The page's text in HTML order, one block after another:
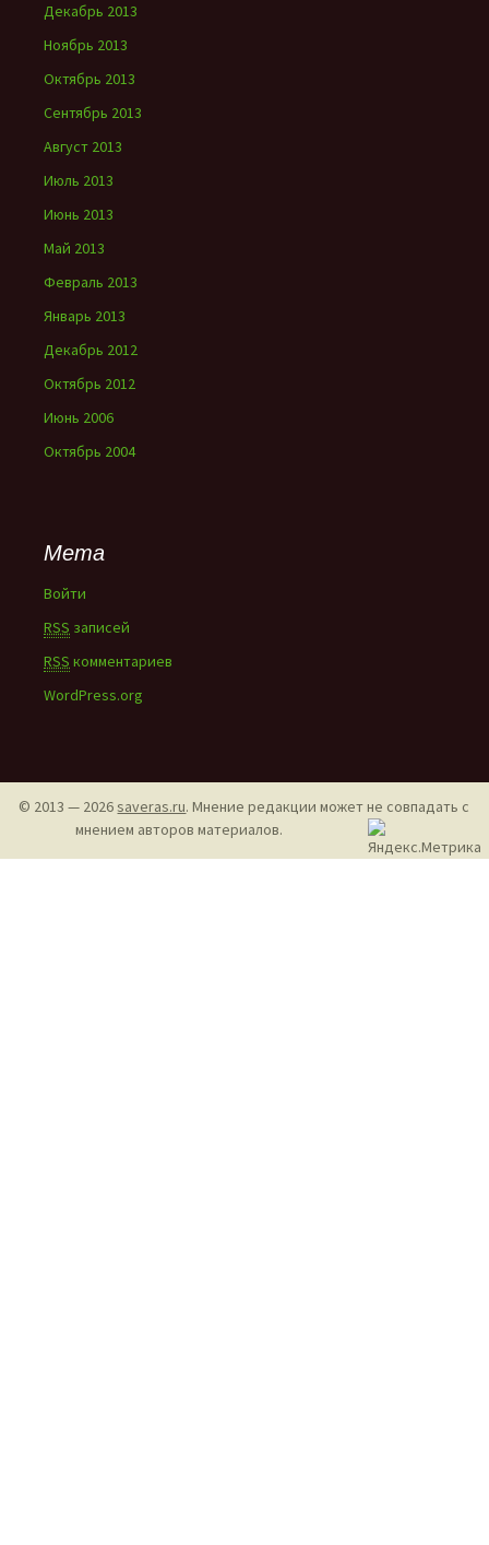
Декабрь 2013
Ноябрь 2013
Октябрь 2013
Сентябрь 2013
Август 2013
Июль 2013
Июнь 2013
Май 2013
Февраль 2013
Январь 2013
Декабрь 2012
Октябрь 2012
Июнь 2006
Октябрь 2004
Мета
Войти
RSS записей
RSS комментариев
WordPress.org
© 2013 — 2026saveras.ru. Мнение редакции может не совпадать с
мнением авторов материалов.